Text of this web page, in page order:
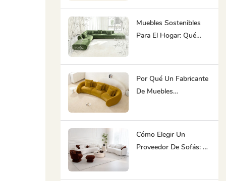
Espera.
Muebles Sostenibles
Para El Hogar: Qué
Por Qué Un Fabricante
De Muebles
Es Su Mejor Socio
Cómo Elegir Un
Proveedor De Sofás: La